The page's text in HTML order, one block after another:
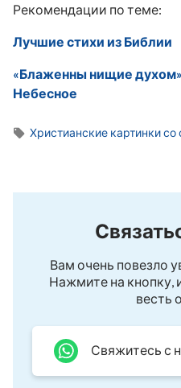
Рекомендации по теме:
Лучшие стихи из Библии
«Блаженны нищие
Небесное
Христианские картинки
Вам очень повезло
Нажмите на кнопку,
весть
Свяжитесь с